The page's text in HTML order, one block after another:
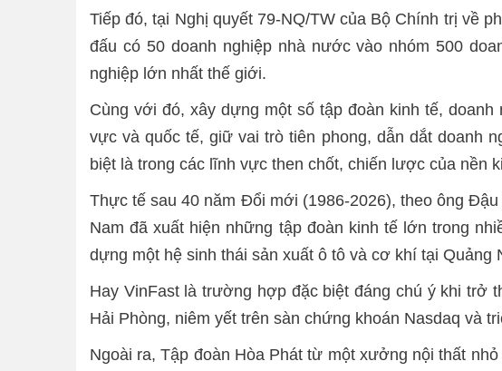
Tiếp đó, tại Nghị quyết 79-NQ/TW của Bộ Chính trị về
đấu có 50 doanh nghiệp nhà nước vào nhóm 500
nghiệp lớn nhất thế giới.
Cùng với đó, xây dựng một số tập đoàn kinh tế,
vực và quốc tế, giữ vai trò tiên phong, dẫn dắt doanh
biệt là trong các lĩnh vực then chốt, chiến lược của nền
Thực tế sau 40 năm Đổi mới (1986-2026), theo ông
Nam đã xuất hiện những tập đoàn kinh tế lớn trong
dựng một hệ sinh thái sản xuất ô tô và cơ khí tại
Hay VinFast là trường hợp đặc biệt đáng chú ý khi trở
Hải Phòng, niêm yết trên sàn chứng khoán Nasdaq và
Ngoài ra, Tập đoàn Hòa Phát từ một xưởng nội thất